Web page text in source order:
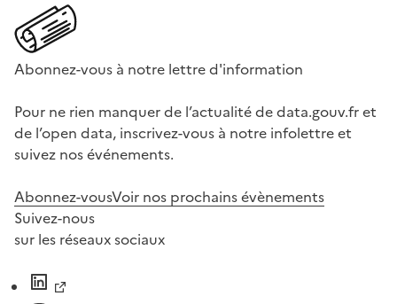
Abonnez-vous à notre lettre d'information
Pour ne rien manquer de l’actualité de data.gouv.fr et
de l’open data, inscrivez-vous à notre infolettre et
suivez nos événements.
Abonnez-vousVoir nos prochains évènements
Suivez-nous
sur les réseaux sociaux